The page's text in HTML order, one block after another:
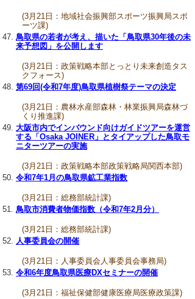
(3月21日：地域社会振興部スポーツ振興局スポ
ーツ課)
鳥取県の若者が考え、描いた「鳥取県30年後の未
来予想図」を公開します
(3月21日：政策戦略本部とっとり未来創造タス
クフォース)
第69回(令和7年度)鳥取県植樹祭テーマの決定
(3月21日：農林水産部森林・林業振興局森林づ
くり推進課)
大阪市内でインバウンド向けガイドツアーを運営
する「Osaka JOINER」とタイアップした鳥取モ
ニターツアーの実施
(3月21日：政策戦略本部政策戦略局関西本部)
令和7年1月の鳥取県鉱工業指数
(3月21日：総務部統計課)
鳥取市消費者物価指数（令和7年2月分）
(3月21日：総務部統計課)
人事委員会の開催
(3月21日：人事委員会人事委員会事務局)
令和6年度鳥取県医療DXセミナーの開催
(3月21日：福祉保健部健康医療局医療政策課)